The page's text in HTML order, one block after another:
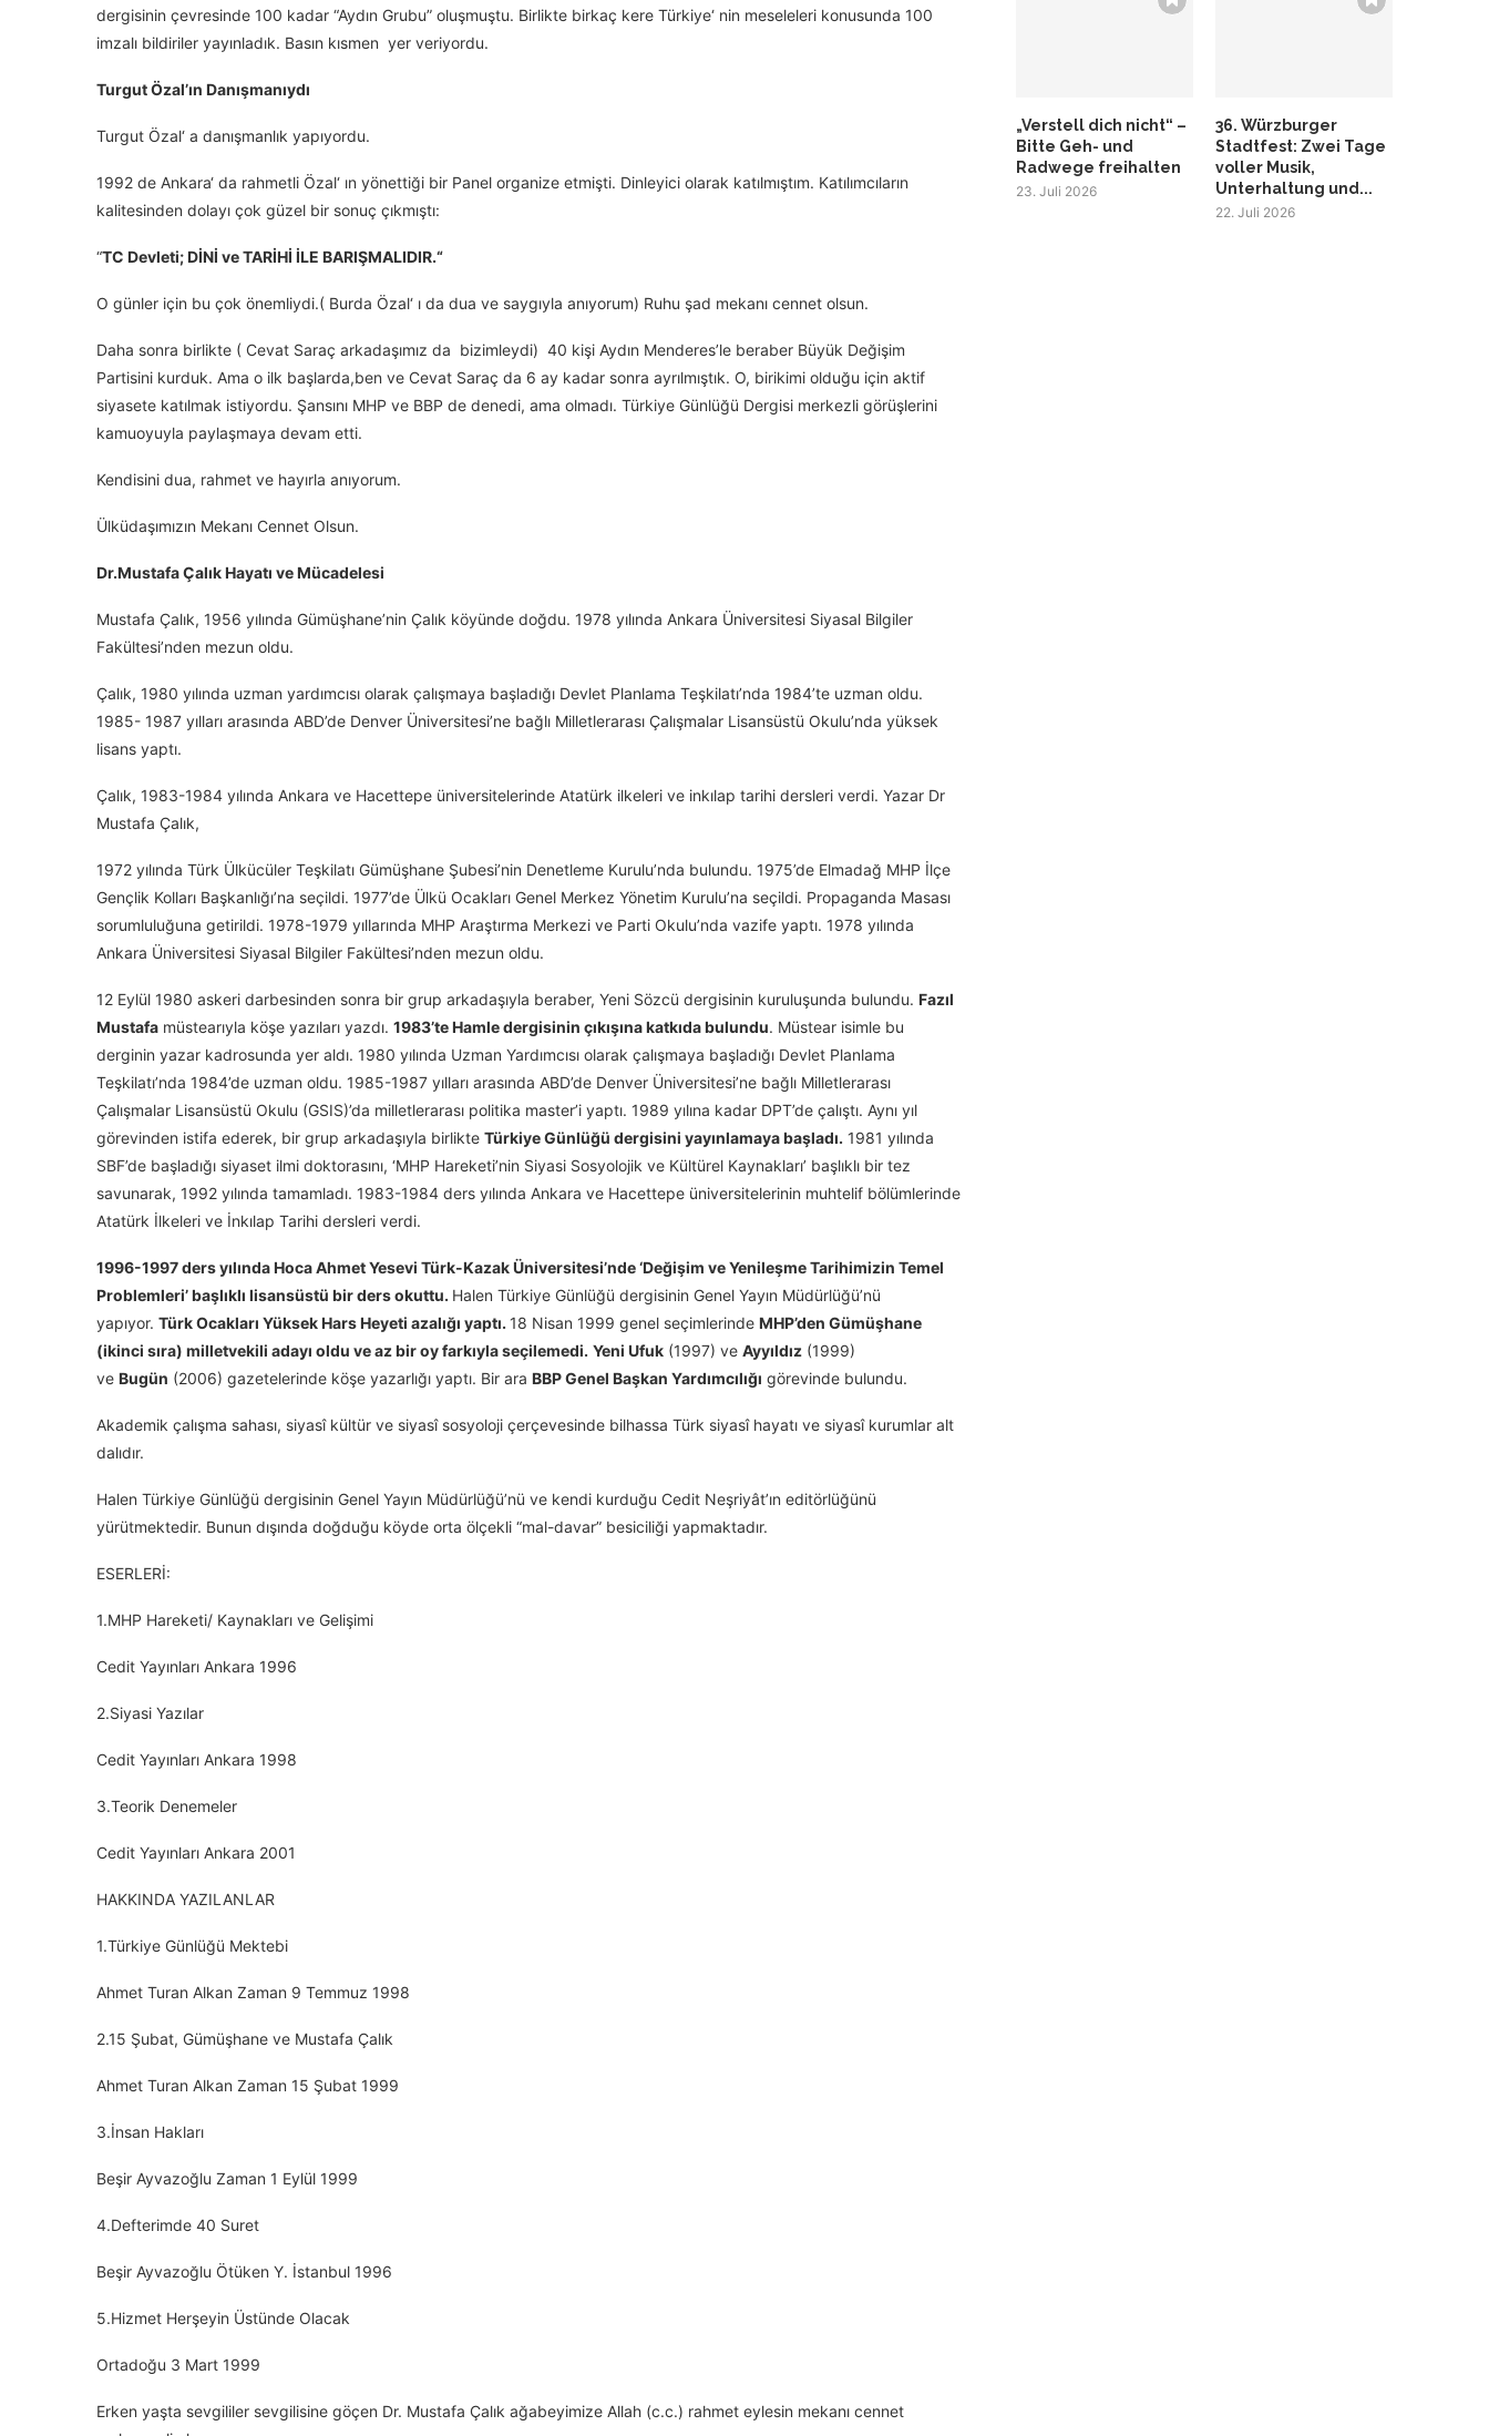
dergisinin çevresinde 100 kadar “Aydın Grubu” oluşmuştu. Birlikte birkaç kere Türkiye‘ nin meseleleri konusunda 100
imzalı bildiriler yayınladık. Basın kısmen yer veriyordu.
Turgut Özal’ın Danışmanıydı
Turgut Özal‘ a danışmanlık yapıyordu.
1992 de Ankara‘ da rahmetli Özal‘ ın yönettiği bir Panel organize etmişti. Dinleyici olarak katılmıştım. Katılımcıların
kalitesinden dolayı çok güzel bir sonuç çıkmıştı:
“TC Devleti; DİNİ ve TARİHİ İLE BARIŞMALIDIR.“
O günler için bu çok önemliydi.( Burda Özal‘ ı da dua ve saygıyla anıyorum) Ruhu şad mekanı cennet olsun.
Daha sonra birlikte ( Cevat Saraç arkadaşımız da bizimleydi) 40 kişi Aydın Menderes’le beraber Büyük Değişim
Partisini kurduk. Ama o ilk başlarda,ben ve Cevat Saraç da 6 ay kadar sonra ayrılmıştık. O, birikimi olduğu için aktif
siyasete katılmak istiyordu. Şansını MHP ve BBP de denedi, ama olmadı. Türkiye Günlüğü Dergisi merkezli görüşlerini
kamuoyuyla paylaşmaya devam etti.
Kendisini dua, rahmet ve hayırla anıyorum.
Ülküdaşımızın Mekanı Cennet Olsun.
Dr.Mustafa Çalık Hayatı ve Mücadelesi
Mustafa Çalık, 1956 yılında Gümüşhane’nin Çalık köyünde doğdu. 1978 yılında Ankara Üniversitesi Siyasal Bilgiler
Fakültesi’nden mezun oldu.
Çalık, 1980 yılında uzman yardımcısı olarak çalışmaya başladığı Devlet Planlama Teşkilatı’nda 1984’te uzman oldu.
1985- 1987 yılları arasında ABD’de Denver Üniversitesi’ne bağlı Milletlerarası Çalışmalar Lisansüstü Okulu’nda yüksek
lisans yaptı.
Çalık, 1983-1984 yılında Ankara ve Hacettepe üniversitelerinde Atatürk ilkeleri ve inkılap tarihi dersleri verdi. Yazar Dr
Mustafa Çalık,
1972 yılında Türk Ülkücüler Teşkilatı Gümüşhane Şubesi’nin Denetleme Kurulu’nda bulundu. 1975’de Elmadağ MHP İlçe
Gençlik Kolları Başkanlığı’na seçildi. 1977’de Ülkü Ocakları Genel Merkez Yönetim Kurulu’na seçildi. Propaganda Masası
sorumluluğuna getirildi. 1978-1979 yıllarında MHP Araştırma Merkezi ve Parti Okulu’nda vazife yaptı. 1978 yılında
Ankara Üniversitesi Siyasal Bilgiler Fakültesi’nden mezun oldu.
12 Eylül 1980 askeri darbesinden sonra bir grup arkadaşıyla beraber, Yeni Sözcü dergisinin kuruluşunda bulundu. Fazıl
Mustafa müstearıyla köşe yazıları yazdı. 1983’te Hamle dergisinin çıkışına katkıda bulundu. Müstear isimle bu
derginin yazar kadrosunda yer aldı. 1980 yılında Uzman Yardımcısı olarak çalışmaya başladığı Devlet Planlama
Teşkilatı’nda 1984’de uzman oldu. 1985-1987 yılları arasında ABD’de Denver Üniversitesi’ne bağlı Milletlerarası
Çalışmalar Lisansüstü Okulu (GSIS)’da milletlerarası politika master’i yaptı. 1989 yılına kadar DPT’de çalıştı. Aynı yıl
görevinden istifa ederek, bir grup arkadaşıyla birlikte Türkiye Günlüğü dergisini yayınlamaya başladı. 1981 yılında
SBF’de başladığı siyaset ilmi doktorasını, ‘MHP Hareketi’nin Siyasi Sosyolojik ve Kültürel Kaynakları’ başlıklı bir tez
savunarak, 1992 yılında tamamladı. 1983-1984 ders yılında Ankara ve Hacettepe üniversitelerinin muhtelif bölümlerinde
Atatürk İlkeleri ve İnkılap Tarihi dersleri verdi.
1996-1997 ders yılında Hoca Ahmet Yesevi Türk-Kazak Üniversitesi’nde ‘Değişim ve Yenileşme Tarihimizin Temel
Problemleri’ başlıklı lisansüstü bir ders okuttu. Halen Türkiye Günlüğü dergisinin Genel Yayın Müdürlüğü’nü
yapıyor. Türk Ocakları Yüksek Hars Heyeti azalığı yaptı. 18 Nisan 1999 genel seçimlerinde MHP’den Gümüşhane
(ikinci sıra) milletvekili adayı oldu ve az bir oy farkıyla seçilemedi. Yeni Ufuk (1997) ve Ayyıldız (1999)
ve Bugün (2006) gazetelerinde köşe yazarlığı yaptı. Bir ara BBP Genel Başkan Yardımcılığı görevinde bulundu.
Akademik çalışma sahası, siyasî kültür ve siyasî sosyoloji çerçevesinde bilhassa Türk siyasî hayatı ve siyasî kurumlar alt
dalıdır.
Halen Türkiye Günlüğü dergisinin Genel Yayın Müdürlüğü’nü ve kendi kurduğu Cedit Neşriyât’ın editörlüğünü
yürütmektedir. Bunun dışında doğduğu köyde orta ölçekli “mal-davar” besiciliği yapmaktadır.
ESERLERİ:
1.MHP Hareketi/ Kaynakları ve Gelişimi
Cedit Yayınları Ankara 1996
2.Siyasi Yazılar
Cedit Yayınları Ankara 1998
3.Teorik Denemeler
Cedit Yayınları Ankara 2001
HAKKINDA YAZILANLAR
1.Türkiye Günlüğü Mektebi
Ahmet Turan Alkan Zaman 9 Temmuz 1998
2.15 Şubat, Gümüşhane ve Mustafa Çalık
Ahmet Turan Alkan Zaman 15 Şubat 1999
3.İnsan Hakları
Beşir Ayvazoğlu Zaman 1 Eylül 1999
4.Defterimde 40 Suret
Beşir Ayvazoğlu Ötüken Y. İstanbul 1996
5.Hizmet Herşeyin Üstünde Olacak
Ortadoğu 3 Mart 1999
Erken yaşta sevgililer sevgilisine göçen Dr. Mustafa Çalık ağabeyimize Allah (c.c.) rahmet eylesin mekanı cennet
„Verstell dich nicht“ –
Bitte Geh- und
Radwege freihalten
23. Juli 2026
36. Würzburger
Stadtfest: Zwei Tage
voller Musik,
Unterhaltung und...
22. Juli 2026